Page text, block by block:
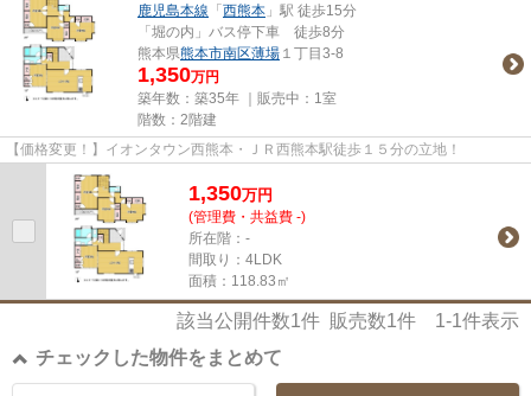
鹿児島本線 「 西熊本 」駅 徒歩15分
「堀の内」バス停下車 徒歩8分
熊本県熊本市南区薄場 １丁目3-8
1,350万円
築年数：築35年 ｜販売中： 1室
階数：2階建
【価格変更！】イオンタウン西熊本・ＪＲ西熊本駅徒歩１５分の立地！
1,350万円
(管理費・共益費 -)
所在階：-
間取り：4LDK
面積：118.83㎡
該当公開件数1件 販売数1件 1-1件表示
チェックした物件をまとめて